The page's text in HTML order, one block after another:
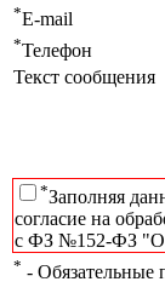
*E-mail
*Телефон
Текст сообщения
*Заполняя
согласие на
с ФЗ №152-ФЗ "О
* - Обязательные